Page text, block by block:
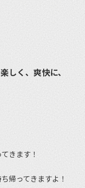
しく、爽快に、
きます！
帰ってきますよ！